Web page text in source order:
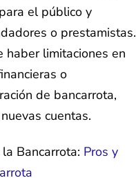
el público y
o prestamistas.
haber limitaciones en
o
de bancarrota,
cuentas.
Bancarrota: Pros y